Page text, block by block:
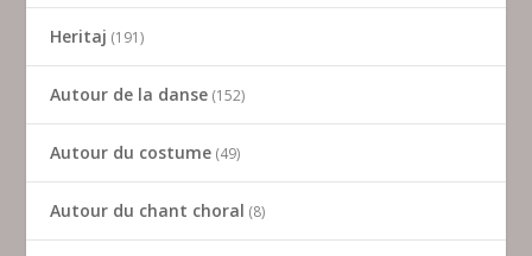
Heritaj 191
Autour de la danse 152
Autour du costume 49
Autour du chant choral 8